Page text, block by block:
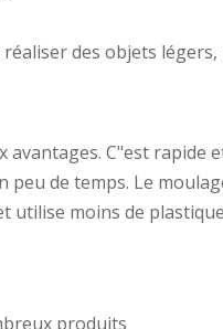
des objets
C"est rapide
peu de temps. Le
moins de
produits